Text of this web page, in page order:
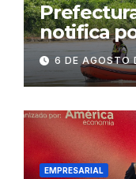
notifica
exige
Gonzalo
Daule
6 DE AGOSTO
EMPRESARIAL